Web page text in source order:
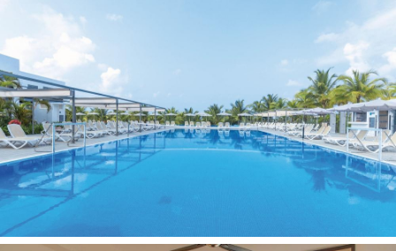
Atviras baseinas tik suaugusiems
Belaidis internetas
Parkingas
Dovanų krautuvėlė
Pramogos ir sportas:
Pramoginiai renginiai
Diskoteka - karaokė (tik suaugusiems)
Treniruoklių salė
Vandens sporto priemonės (už papildomą mokestį)
SPA centras (už papildomą mokestį)
Sūkurinė vonia